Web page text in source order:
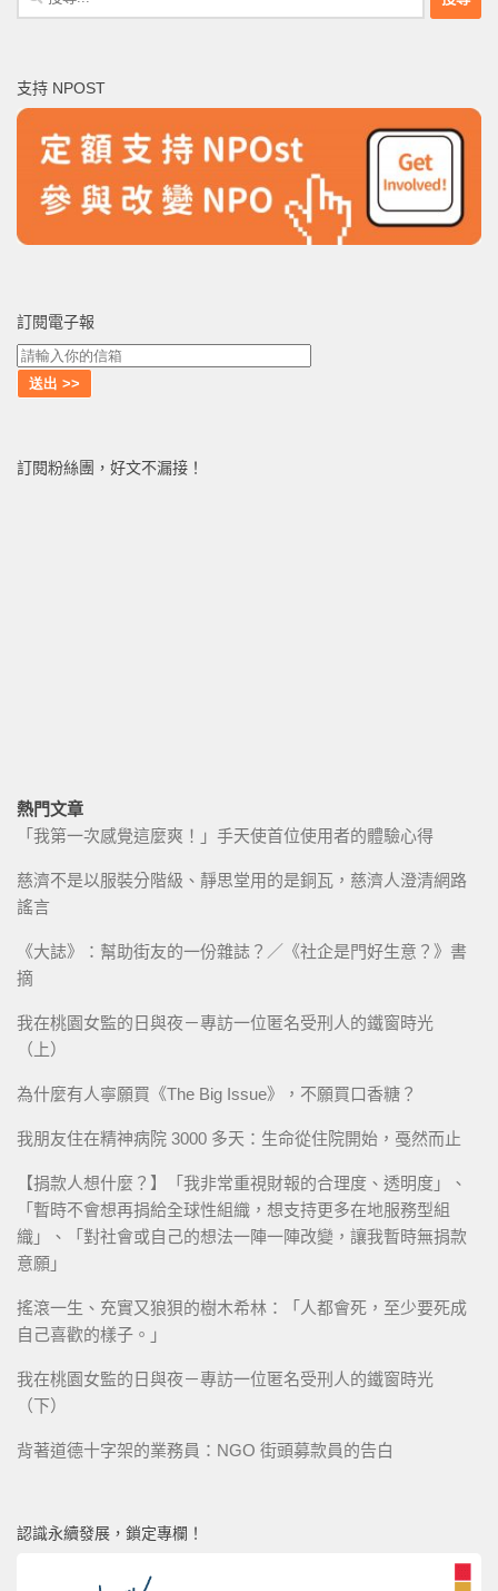
尋
字:
支持 NPOST
訂閱電子報
訂閱粉絲團，好文不漏接！
熱門文章
「我第一次感覺這麼爽！」手天使首位使用者的體驗心得
慈濟不是以服裝分階級、靜思堂用的是銅瓦，慈濟人澄清網路
謠言
《大誌》：幫助街友的一份雜誌？／《社企是門好生意？》書
摘
我在桃園女監的日與夜－專訪一位匿名受刑人的鐵窗時光
（上）
為什麼有人寧願買《The Big Issue》，不願買口香糖？
我朋友住在精神病院 3000 多天：生命從住院開始，戞然而止
【捐款人想什麼？】「我非常重視財報的合理度、透明度」、
「暫時不會想再捐給全球性組織，想支持更多在地服務型組
織」、「對社會或自己的想法一陣一陣改變，讓我暫時無捐款
意願」
搖滾一生、充實又狼狽的樹木希林：「人都會死，至少要死成
自己喜歡的樣子。」
我在桃園女監的日與夜－專訪一位匿名受刑人的鐵窗時光
（下）
背著道德十字架的業務員：NGO 街頭募款員的告白
認識永續發展，鎖定專欄！